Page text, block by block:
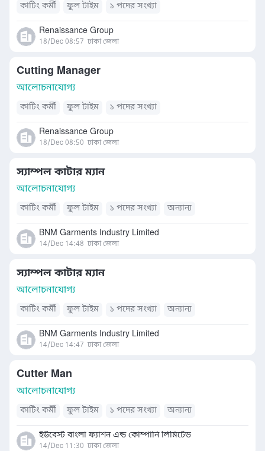
কাটিং কর্মী ফুল টাইম ১ পদের সংখ্যা
Renaissance Group
18/Dec 08:57 ঢাকা জেলা
Cutting Manager
আলোচনাযোগ্য
কাটিং কর্মী ফুল টাইম ১ পদের সংখ্যা
Renaissance Group
18/Dec 08:50 ঢাকা জেলা
স্যাম্পল কাটার ম্যান
আলোচনাযোগ্য
কাটিং কর্মী ফুল টাইম ১ পদের সংখ্যা অন্যান্য
BNM Garments Industry Limited
14/Dec 14:48 ঢাকা জেলা
স্যাম্পল কাটার ম্যান
আলোচনাযোগ্য
কাটিং কর্মী ফুল টাইম ১ পদের সংখ্যা অন্যান্য
BNM Garments Industry Limited
14/Dec 14:47 ঢাকা জেলা
Cutter Man
আলোচনাযোগ্য
কাটিং কর্মী ফুল টাইম ১ পদের সংখ্যা অন্যান্য
ইউবেস্ট বাংলা ফ্যাশন এন্ড কোম্পানি লিমিটেড
14/Dec 11:30 ঢাকা জেলা